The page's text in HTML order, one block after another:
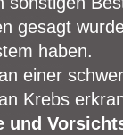
gesagt
haben.
einer
Krebs
und